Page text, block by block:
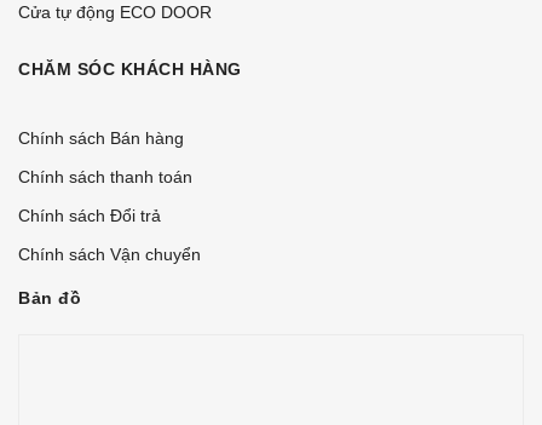
Cửa tự động ECO DOOR
CHĂM SÓC KHÁCH HÀNG
Chính sách Bán hàng
Chính sách thanh toán
Chính sách Đổi trả
Chính sách Vận chuyển
Bản đồ